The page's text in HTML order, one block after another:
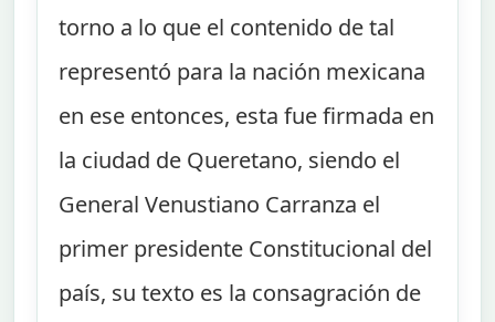
torno a lo que el contenido de tal
representó para la nación mexicana
en ese entonces, esta fue firmada en
la ciudad de Queretano, siendo el
General Venustiano Carranza el
primer presidente Constitucional del
país, su texto es la consagración de